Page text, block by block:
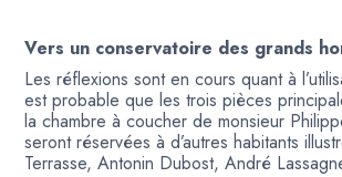
Vers un conservatoire des grands
Les réflexions sont en cours quant à
est probable que les trois pièces
la chambre à coucher de monsieur
seront réservées à d’autres habitants
Terrasse, Antonin Dubost, André